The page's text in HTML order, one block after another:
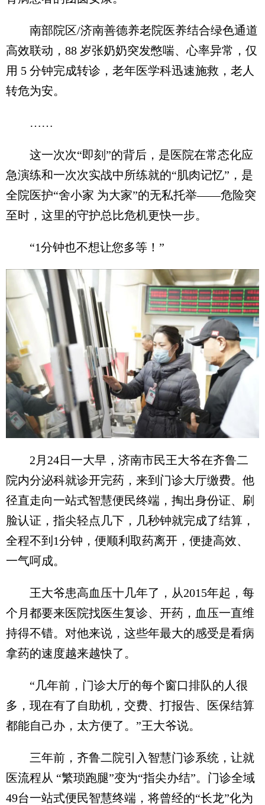
南部院区/济南善德养老院医养结合绿色通道
高效联动，88 岁张奶奶突发憋喘、心率异常，仅
用 5 分钟完成转诊，老年医学科迅速施救，老人
转危为安。
……
这一次次“即刻”的背后，是医院在常态化应
急演练和一次次实战中所练就的“肌肉记忆”，是
全院医护“舍小家 为大家”的无私托举——危险突
至时，这里的守护总比危机更快一步。
“1分钟也不想让您多等！”
2月24日一大早，济南市民王大爷在齐鲁二
院内分泌科就诊开完药，来到门诊大厅缴费。他
径直走向一站式智慧便民终端，掏出身份证、刷
脸认证，指尖轻点几下，几秒钟就完成了结算，
全程不到1分钟，便顺利取药离开，便捷高效、
一气呵成。
王大爷患高血压十几年了，从2015年起，每
个月都要来医院找医生复诊、开药，血压一直维
持得不错。对他来说，这些年最大的感受是看病
拿药的速度越来越快了。
“几年前，门诊大厅的每个窗口排队的人很
多，现在有了自助机，交费、打报告、医保结算
都能自己办，太方便了。”王大爷说。
三年前，齐鲁二院引入智慧门诊系统，让就
医流程从 “繁琐跑腿”变为“指尖办结”。门诊全域
49台一站式便民智慧终端，将曾经的“长龙”化为